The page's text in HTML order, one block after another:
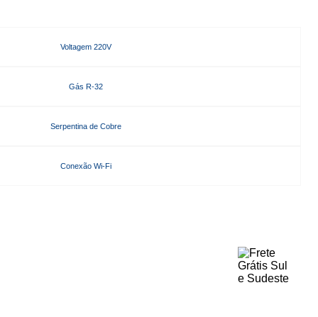
Voltagem 220V
Gás R-32
Serpentina de Cobre
Conexão Wi-Fi